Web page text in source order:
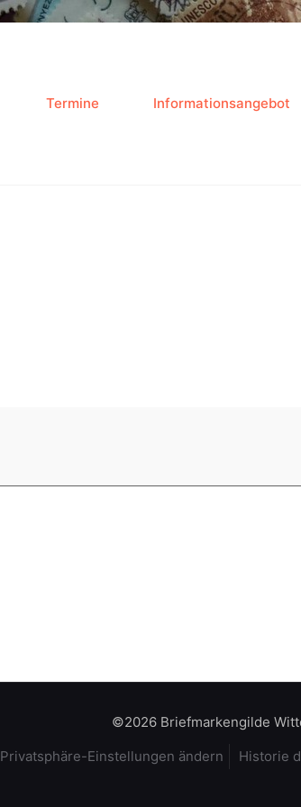
Termine Informationsangebot
©2026 Briefmarkengilde
Privatsphäre-Einstellungen ändern Historie